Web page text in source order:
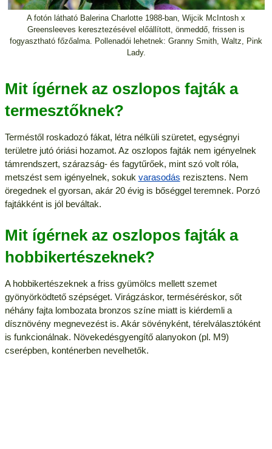
A fotón látható Balerina Charlotte 1988-ban, Wijcik McIntosh x
Greensleeves keresztezésével előállított, önmeddő, frissen is
fogyasztható főzőalma. Pollenadói lehetnek: Granny Smith, Waltz, Pink
Lady.
Mit ígérnek az oszlopos fajták a
termesztőknek?
Terméstől roskadozó fákat, létra nélküli szüretet, egységnyi
területre jutó óriási hozamot. Az oszlopos fajták nem igényelnek
támrendszert, szárazság- és fagytűrőek, mint szó volt róla,
metszést sem igényelnek, sokuk varasodás rezisztens. Nem
öregednek el gyorsan, akár 20 évig is bőséggel teremnek. Porzó
fajtákként is jól beváltak.
Mit ígérnek az oszlopos fajták a
hobbikertészeknek?
A hobbikertészeknek a friss gyümölcs mellett szemet
gyönyörködtető szépséget. Virágzáskor, terméséréskor, sőt
néhány fajta lombozata bronzos színe miatt is kiérdemli a
dísznövény megnevezést is. Akár sövényként, térelválasztóként
is funkcionálnak. Növekedésgyengítő alanyokon (pl. M9)
cserépben, konténerben nevelhetők.